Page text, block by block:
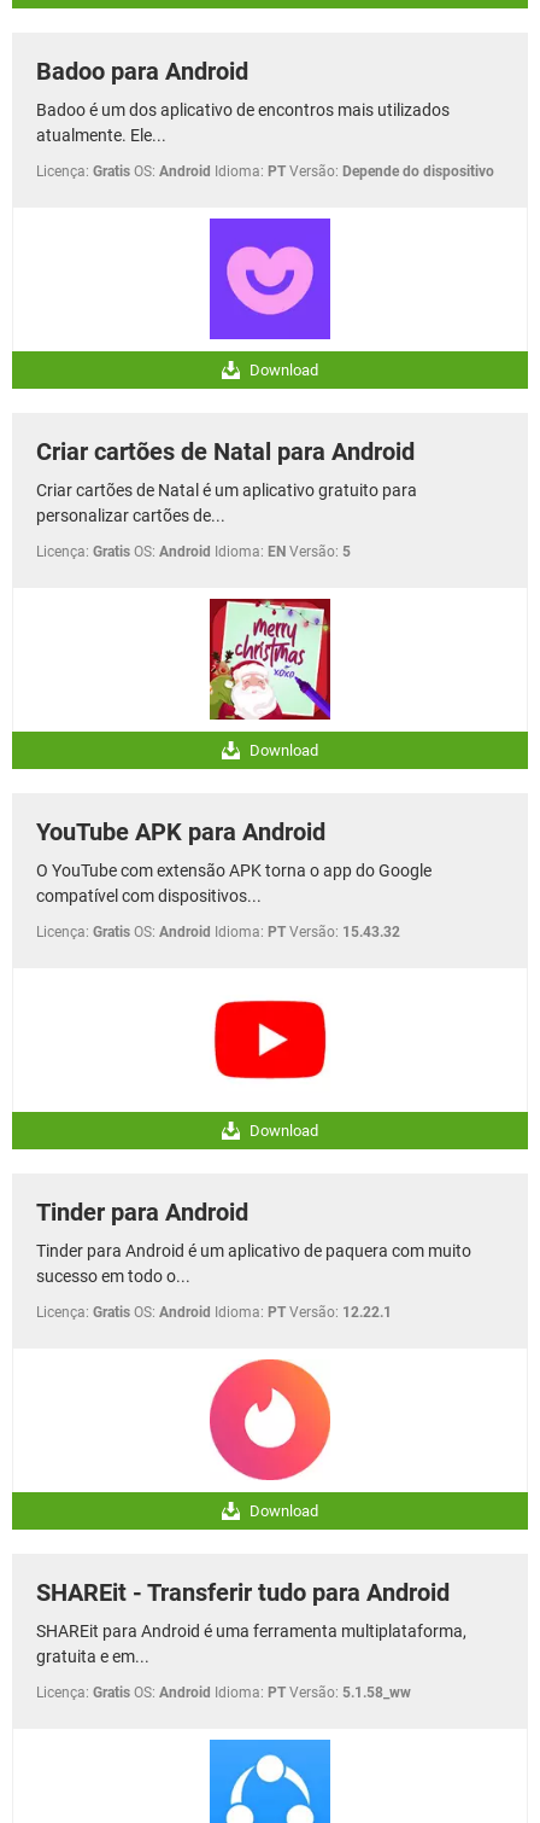
Badoo para Android
Badoo é um dos aplicativo de encontros mais utilizados
atualmente. Ele...
Licença: Gratis OS: Android Idioma: PT Versão: Depende do dispositivo
Download
Criar cartões de Natal para Android
Criar cartões de Natal é um aplicativo gratuito para
personalizar cartões de...
Licença: Gratis OS: Android Idioma: EN Versão: 5
Download
YouTube APK para Android
O YouTube com extensão APK torna o app do Google
compatível com dispositivos...
Licença: Gratis OS: Android Idioma: PT Versão: 15.43.32
Download
Tinder para Android
Tinder para Android é um aplicativo de paquera com muito
sucesso em todo o...
Licença: Gratis OS: Android Idioma: PT Versão: 12.22.1
Download
SHAREit - Transferir tudo para Android
SHAREit para Android é uma ferramenta multiplataforma,
gratuita e em...
Licença: Gratis OS: Android Idioma: PT Versão: 5.1.58_ww